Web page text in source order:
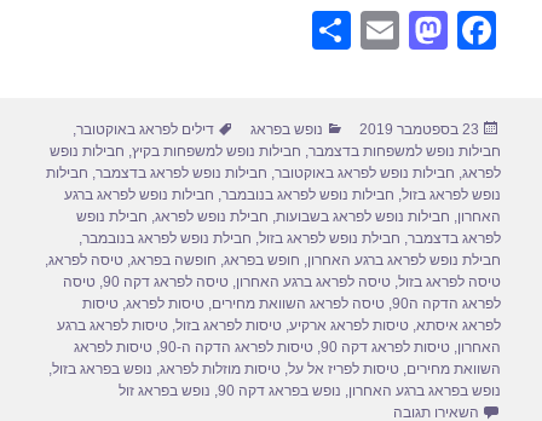
F
e
b
o
o
k
M
o
d
o
n
E
e
פורסם
בתאריך
23 בספטמבר 2019 קטגוריות
נופש בפראג תגיות
דילים לפראג באוקטובר,
חבילות נופש למשפחות בדצמבר, חבילות נופש למשפחות בקיץ, חבילות נופש
לפראג, חבילות נופש לפראג באוקטובר, חבילות נופש לפראג בדצמבר, חבילות
נופש לפראג בזול, חבילות נופש לפראג בנובמבר, חבילות נופש לפראג ברגע
האחרון, חבילות נופש לפראג בשבועות, חבילת נופש לפראג, חבילת נופש
לפראג בדצמבר, חבילת נופש לפראג בזול, חבילת נופש לפראג בנובמבר,
חבילת נופש לפראג ברגע האחרון, חופש בפראג, חופשה בפראג,טיסה לפראג,
טיסה לפראג בזול,טיסה לפראג ברגע האחרון,טיסה לפראג דקה 90 ,טיסה
לפראג הדקה ה90
,טיסה לפראג השוואת מחירים,טיסות לפראג,טיסות
לפראג איסתא,טיסות לפראג ארקיע,טיסות לפראג בזול,טיסות לפראג ברגע
האחרון,טיסות לפראג דקה 90 ,טיסות לפראג הדקה ה-90 ,טיסות לפראג
השוואת מחירים,טיסות לפריז אל על,טיסות מוזלות לפראג, נופש בפראג בזול,
נופש בפראג ברגע האחרון, נופש בפראג דקה 90 , נופש בפראג זול
השאירו תגובה